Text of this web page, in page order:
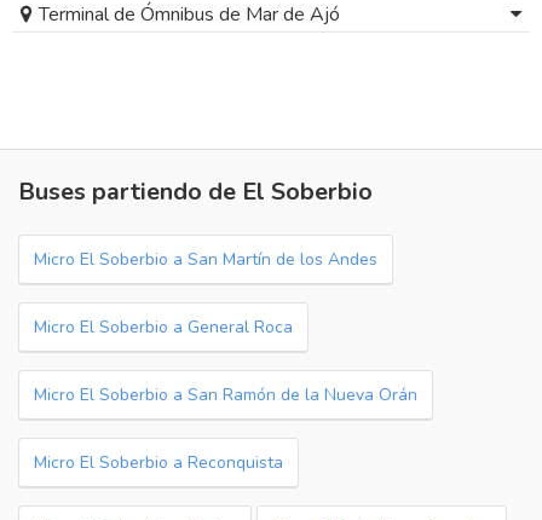
Terminal de Ómnibus de Mar de Ajó
Buses partiendo de El Soberbio
Micro El Soberbio a San Martín de los Andes
Micro El Soberbio a General Roca
Micro El Soberbio a San Ramón de la Nueva Orán
Micro El Soberbio a Reconquista